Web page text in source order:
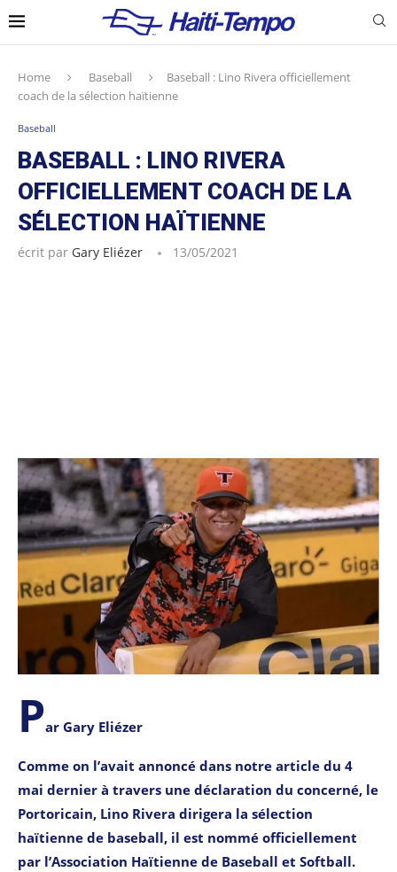
Home Baseball
Baseball : Lino Rivera officiellement
coach de la sélection haïtienne
Baseball
BASEBALL : LINO RIVERA
OFFICIELLEMENT COACH DE LA
SÉLECTION HAÏTIENNE
écrit par Gary Eliézer 13/05/2021
Par Gary Eliézer
Comme on l’avait annoncé dans notre article du 4
mai dernier à travers une déclaration du concerné, le
Portoricain, Lino Rivera dirigera la sélection
haïtienne de baseball, il est nommé officiellement
par l’Association Haïtienne de Baseball et Softball.